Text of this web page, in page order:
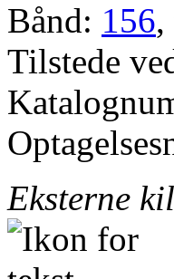
Bånd: 156,
Tilstede
Eksterne